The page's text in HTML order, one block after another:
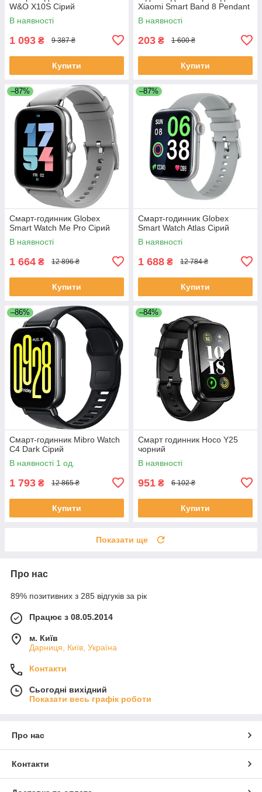
W&O X10S Сірий
В наявності
1 093 ₴ 9 387 ₴
Купити
Xiaomi Smart Band 8 Pendant
В наявності
203 ₴ 1 600 ₴
Купити
–87%
Смарт-годинник Globex
Smart Watch Me Pro Сірий
В наявності
1 664 ₴ 12 896 ₴
Купити
–87%
Смарт-годинник Globex
Smart Watch Atlas Сірий
В наявності
1 688 ₴ 12 784 ₴
Купити
–86%
Смарт-годинник Mibro Watch
C4 Dark Сірий
В наявності 1 од.
1 793 ₴ 12 865 ₴
Купити
–84%
Смарт годинник Hoco Y25
чорний
В наявності
951 ₴ 6 102 ₴
Купити
Показати ще
Про нас
89% позитивних з 285 відгуків за рік
Працює з 08.05.2014
м. Київ
Дарниця, Київ, Україна
Контакти
Сьогодні вихідний
Показати весь графік роботи
Про нас
Контакти